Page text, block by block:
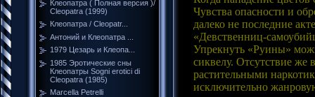
Клеопатра ( Полная версия )/
Cleopatra (1999)
Клеопатра / Cleopatr...
Антоний и Клеопатра ...
1979 Цезарь и Клеопа...
1985 Эротические сны
Клеопатры Sogni erotici di
Cleopatra (1985)
Marcella Petrelli
Чувства опасности и
далеко не последние
«Девственниц-
Упрекнуть «Руины»
сиквелу. Отсутствие же
растительными
исключительно